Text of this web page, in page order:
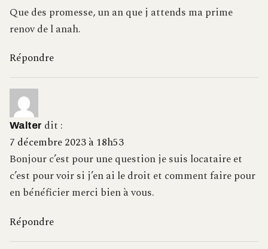
Que des promesse, un an que j attends ma prime
renov de l anah.
Répondre
Walter dit :
7 décembre 2023 à 18h53
Bonjour c’est pour une question je suis locataire et
c’est pour voir si j’en ai le droit et comment faire pour
en bénéficier merci bien à vous.
Répondre